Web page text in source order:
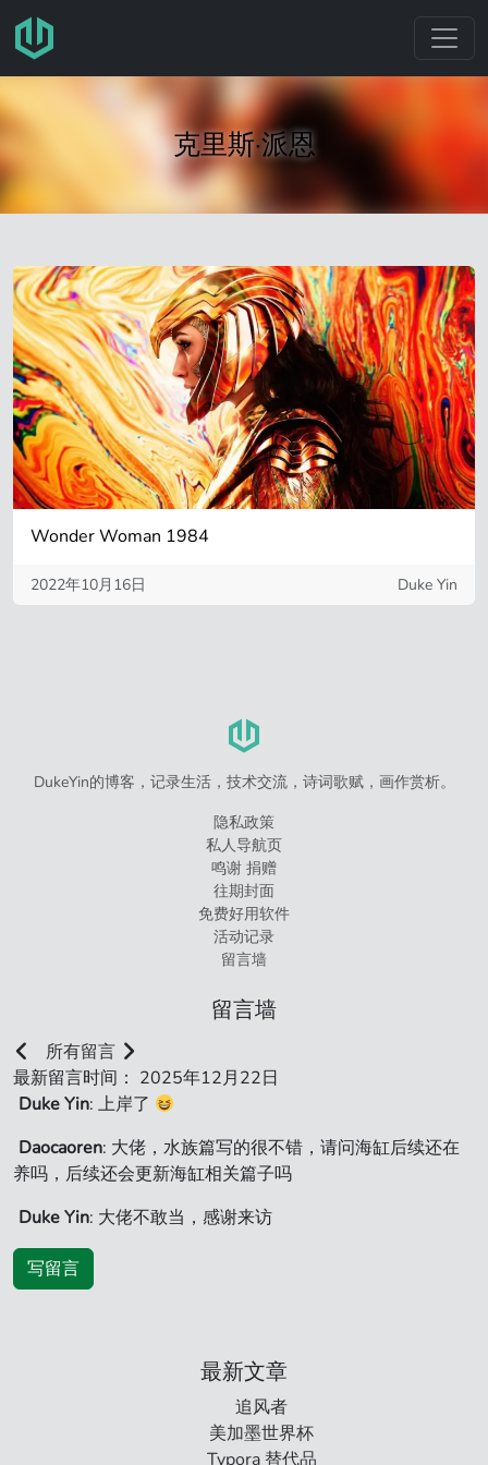
跳转至主要内容
克里斯·派恩
Wonder Woman 1984
2022年10月16日 Duke Yin
DukeYin的博客，记录生活，技术交流，诗词歌赋，画作赏析。
隐私政策
私人导航页
鸣谢 捐赠
往期封面
免费好用软件
活动记录
留言墙
留言墙
所有留言
最新留言时间： 2025年12月22日
Duke Yin: 上岸了
Daocaoren: 大佬，水族篇写的很不错，请问海缸后续还在
养吗，后续还会更新海缸相关篇子吗
Duke Yin: 大佬不敢当，感谢来访
写留言
最新文章
追风者
美加墨世界杯
Typora 替代品